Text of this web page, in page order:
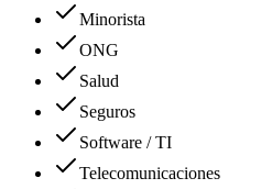
Minorista
ONG
Salud
Seguros
Software / TI
Telecomunicaciones